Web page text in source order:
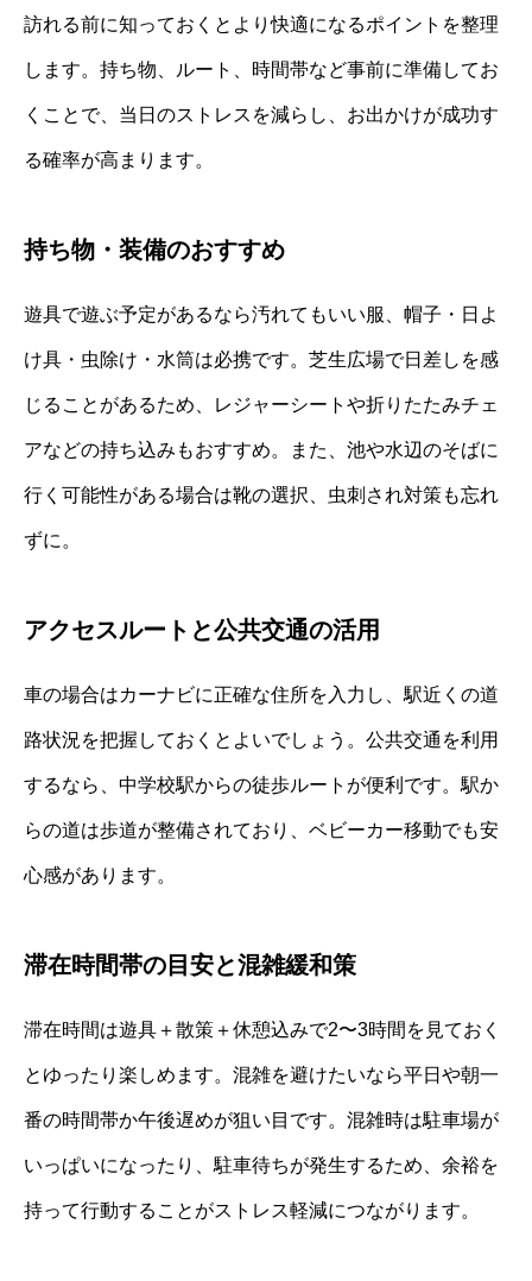
訪れる前に知っておくとより快適になるポイントを整理
します。持ち物、ルート、時間帯など事前に準備してお
くことで、当日のストレスを減らし、お出かけが成功す
る確率が高まります。
持ち物・装備のおすすめ
遊具で遊ぶ予定があるなら汚れてもいい服、帽子・日よ
け具・虫除け・水筒は必携です。芝生広場で日差しを感
じることがあるため、レジャーシートや折りたたみチェ
アなどの持ち込みもおすすめ。また、池や水辺のそばに
行く可能性がある場合は靴の選択、虫刺され対策も忘れ
ずに。
アクセスルートと公共交通の活用
車の場合はカーナビに正確な住所を入力し、駅近くの道
路状況を把握しておくとよいでしょう。公共交通を利用
するなら、中学校駅からの徒歩ルートが便利です。駅か
らの道は歩道が整備されており、ベビーカー移動でも安
心感があります。
滞在時間帯の目安と混雑緩和策
滞在時間は遊具＋散策＋休憩込みで2〜3時間を見ておく
とゆったり楽しめます。混雑を避けたいなら平日や朝一
番の時間帯か午後遅めが狙い目です。混雑時は駐車場が
いっぱいになったり、駐車待ちが発生するため、余裕を
持って行動することがストレス軽減につながります。